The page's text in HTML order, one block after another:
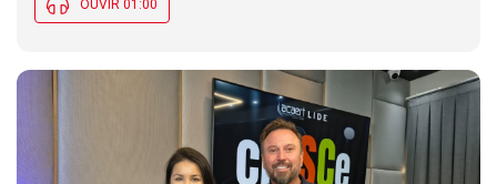
OUVIR 01:00